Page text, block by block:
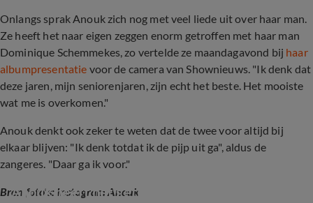
Onlangs sprak Anouk zich nog met veel liede uit over haar man.
Ze heeft het naar eigen zeggen enorm getroffen met haar man
Dominique Schemmekes, zo vertelde ze maandagavond bij haar
albumpresentatie voor de camera van Shownieuws. "Ik denk dat
deze jaren, mijn seniorenjaren, zijn echt het beste. Het mooiste
wat me is overkomen."
Anouk denkt ook zeker te weten dat de twee voor altijd bij
elkaar blijven: "Ik denk totdat ik de pijp uit ga", aldus de
zangeres. "Daar ga ik voor."
Bron foto's: Instagram Anouk
Anouk heeft het getroffen met Dominique